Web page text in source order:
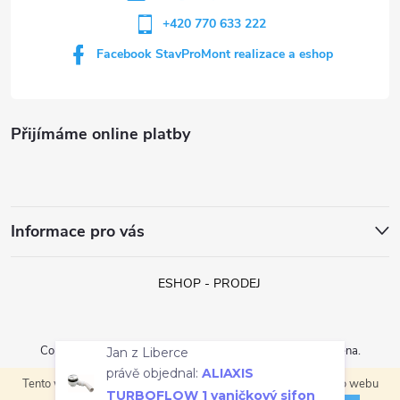
Tento web používá soubory cookie. Dalším procházením tohoto webu
Přijímáme online platby
Informace pro vás
+420 770 633 222
Facebook StavProMont realizace a eshop
ESHOP - PRODEJ
Vytvořil Shoptet
Copyright 2026StavProMont s.r.o. . Všechna práva vyhrazena.
právě objednal:
TURBOFLOW 1 vaničkový sifon
pr. 90 mm, chrom